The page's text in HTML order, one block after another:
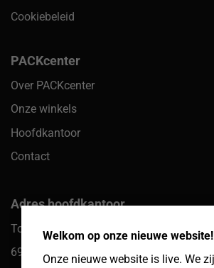
Welkom op onze nieuwe website!
Onze nieuwe website is live. We
Cookiebeleid
PACKcenter
Over PACKcenter
Onze winkels
Hoofdkantoor
Contact
Adres hoofdkantoor
Toekomst 10
6921 PW Duiven